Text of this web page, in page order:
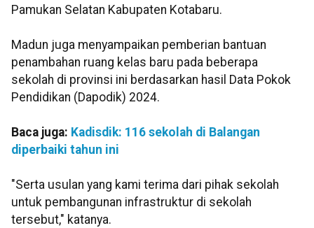
Pamukan Selatan Kabupaten Kotabaru.
Madun juga menyampaikan pemberian bantuan
penambahan ruang kelas baru pada beberapa
sekolah di provinsi ini berdasarkan hasil Data Pokok
Pendidikan (Dapodik) 2024.
Baca juga: Kadisdik: 116 sekolah di Balangan
diperbaiki tahun ini
"Serta usulan yang kami terima dari pihak sekolah
untuk pembangunan infrastruktur di sekolah
tersebut," katanya.